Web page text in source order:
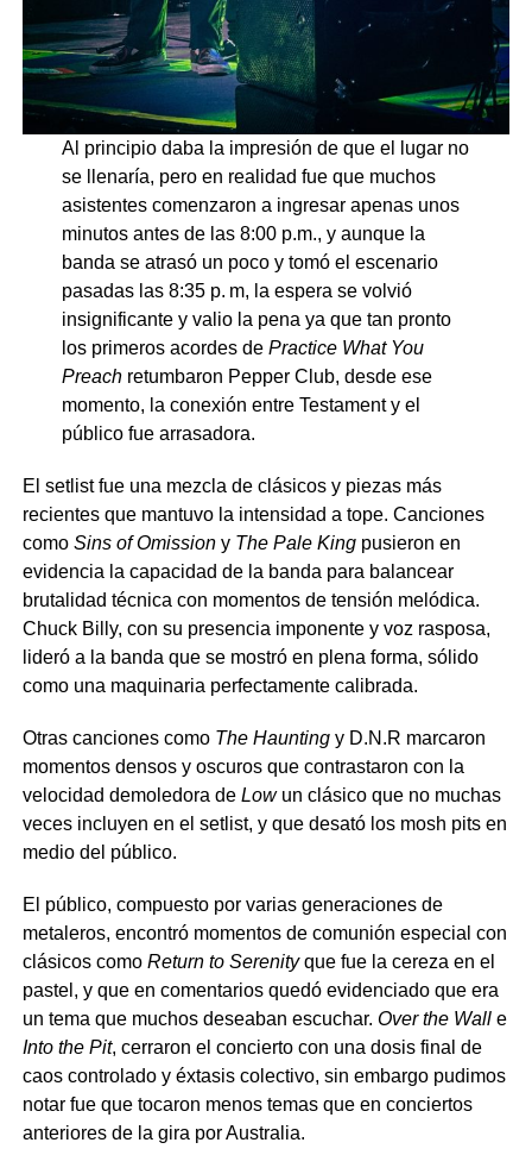
Al principio daba la impresión de que el lugar no
se llenaría, pero en realidad fue que muchos
asistentes comenzaron a ingresar apenas unos
minutos antes de las 8:00 p.m., y aunque la
banda se atrasó un poco y tomó el escenario
pasadas las 8:35 p. m, la espera se volvió
insignificante y valio la pena ya que tan pronto
los primeros acordes de Practice What You
Preachretumbaron Pepper Club, desde ese
momento, la conexión entre Testament y el
público fue arrasadora.
El setlist fue una mezcla de clásicos y piezas más
recientes que mantuvo la intensidad a tope. Canciones
como Sins of Omissiony The Pale Kingpusieron en
evidencia la capacidad de la banda para balancear
brutalidad técnica con momentos de tensión melódica.
Chuck Billy, con su presencia imponente y voz rasposa,
lideró a la banda que se mostró en plena forma, sólido
como una maquinaria perfectamente calibrada.
Otras canciones como The Hauntingy D.N.R marcaron
momentos densos y oscuros que contrastaron con la
velocidad demoledora de Lowun clásico que no muchas
veces incluyen en el setlist, y que desató los mosh pits en
medio del público.
El público, compuesto por varias generaciones de
metaleros, encontró momentos de comunión especial con
clásicos como Return to Serenityque fue la cereza en el
pastel, y que en comentarios quedó evidenciado que era
un tema que muchos deseaban escuchar. Over the Walle
Into the Pit, cerraron el concierto con una dosis final de
caos controlado y éxtasis colectivo, sin embargo pudimos
notar fue que tocaron menos temas que en conciertos
anteriores de la gira por Australia.